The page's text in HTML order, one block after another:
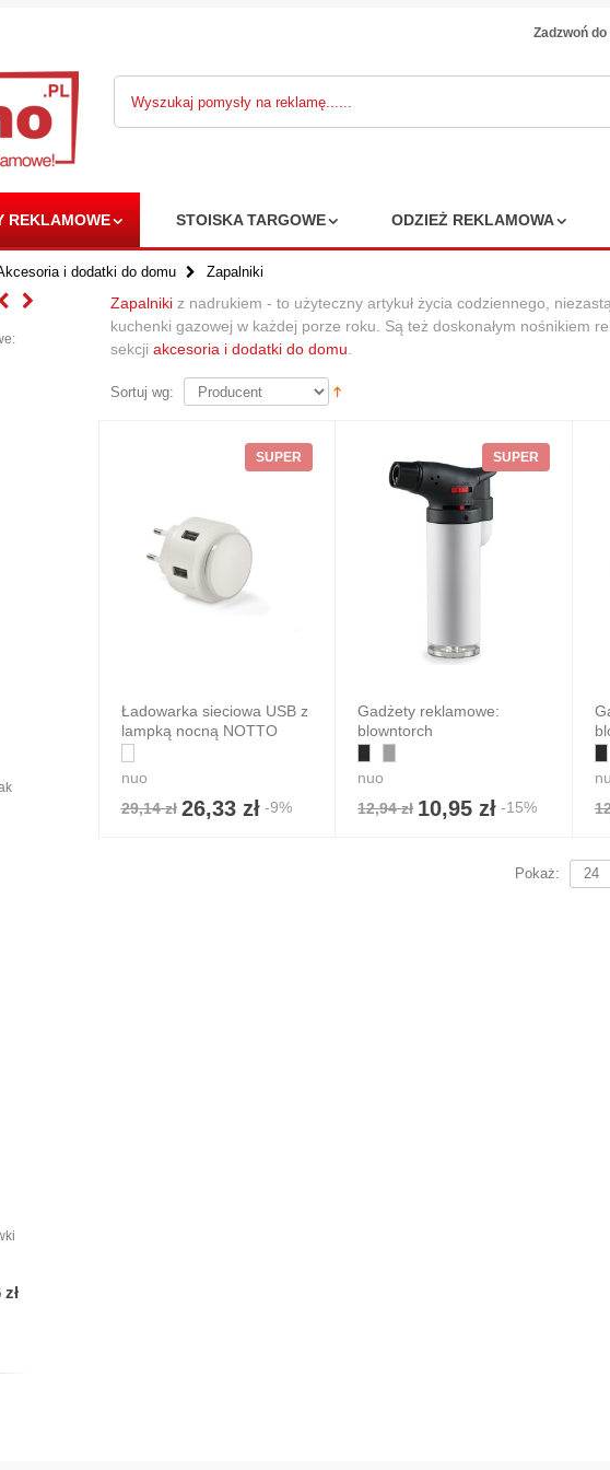
Zadzwoń
REKLAMOWE STOISKA TARGOWE ODZIEŻ REKLAMOWA
i dodatki do domu Zapalniki
Zapalnikiz nadrukiem - to użyteczny artykuł życia codziennego,
kuchenki gazowej w każdej porze roku. Są też doskonałym nośnikiem
sekcji akcesoria i dodatki do domu
Sortuj wg:
SUPER
Ładowarka sieciowa USB z
lampką nocną NOTTO
nuo
29,14 zł 26,33 zł-9%
SUPER
Gadżety reklamowe:
blowntorch
nuo
12,94 zł 10,95 zł -15%
Pokaż:
Pheebs poszerzana
torba na zakupy z
bawełny z recyclingu
o gramaturze 210
Czapka 5-panelowa
Baseball